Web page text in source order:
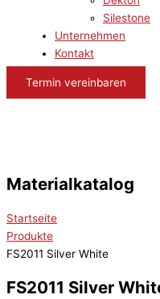
Silestone
Unternehmen
Kontakt
Termin vereinbaren
Materialkatalog
Startseite
Produkte
FS2011 Silver White
FS2011 Silver